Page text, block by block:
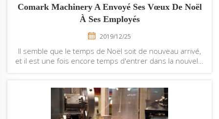
Comark Machinery A Envoyé Ses Vœux De Noël
À Ses Employés
2019/12/25
Il semble que le temps de Noël soit de nouveau arrivé,
et il est une fois encore temps d'entrer dans la nouvelle
bonheur et prospérité dans l'année à venir. « Je ne
m'attendais pas ...